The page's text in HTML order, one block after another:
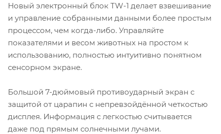
Новый электронный блок TW-1 делает взвешивание
и управление собранными данными более простым
процессом, чем когда-либо. Управляйте
показателями и весом животных на простом к
использованию, полностью интуитивно понятном
сенсорном экране.
Большой 7-дюймовый противоударный экран с
защитой от царапин с непревзойдённой четкостью
дисплея. Информация с легкостью считывается
даже под прямым солнечными лучами.